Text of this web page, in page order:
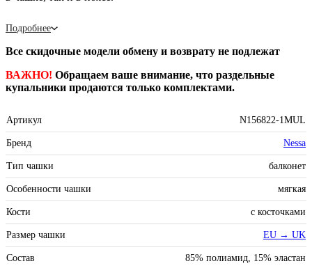
Подробнее
Все скидочные модели обмену и возврату не подлежат
ВАЖНО! Обращаем ваше внимание, что раздельные
купальники продаются только комплектами.
Артикул N156822-1MUL
Бренд Nessa
Тип чашки балконет
Особенности чашки мягкая
Кости с косточками
Размер чашки EU → UK
Состав 85% полиамид, 15% эластан